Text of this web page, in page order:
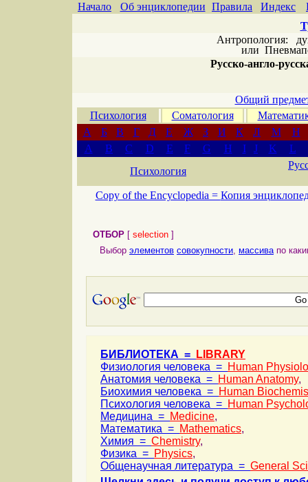
Начало Об энциклопедии Правила Индекс
Антропология:
или
Русско-англо-
Общий
Психология
Соматология
А
Б В Г Д Е Ж З И К Л М
Н
A
B C D E F G H I J K
L
Психология
Copy of the Encyclopedia = Копия
ОТБОР [ selection ]
Выбор элементов совокупности, массивапо
БИБЛИОТЕКА =
LIBRARY
Физиология человека = Human
Анатомия человека = Human Anatomy,
Биохимия человека = Human
Психология человека = Human
Медицина = Medicine,
Математика = Mathematics,
Химия = Chemistry,
Физика = Physics,
Общенаучная литература = General